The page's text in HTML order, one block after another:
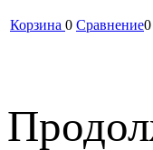
Корзина 0 Сравнение0